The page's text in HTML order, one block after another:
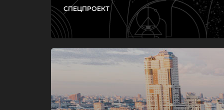
СПЕЦПРОЕКТ